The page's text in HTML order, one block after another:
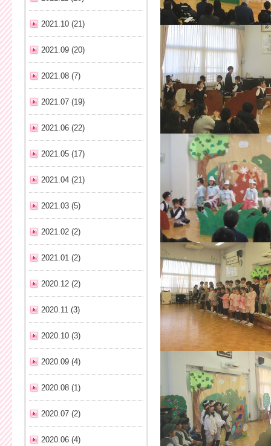
2021.10 (21)
2021.09 (20)
2021.08 (7)
2021.07 (19)
2021.06 (22)
2021.05 (17)
2021.04 (21)
2021.03 (5)
2021.02 (2)
2021.01 (2)
2020.12 (2)
2020.11 (3)
2020.10 (3)
2020.09 (4)
2020.08 (1)
2020.07 (2)
2020.06 (4)